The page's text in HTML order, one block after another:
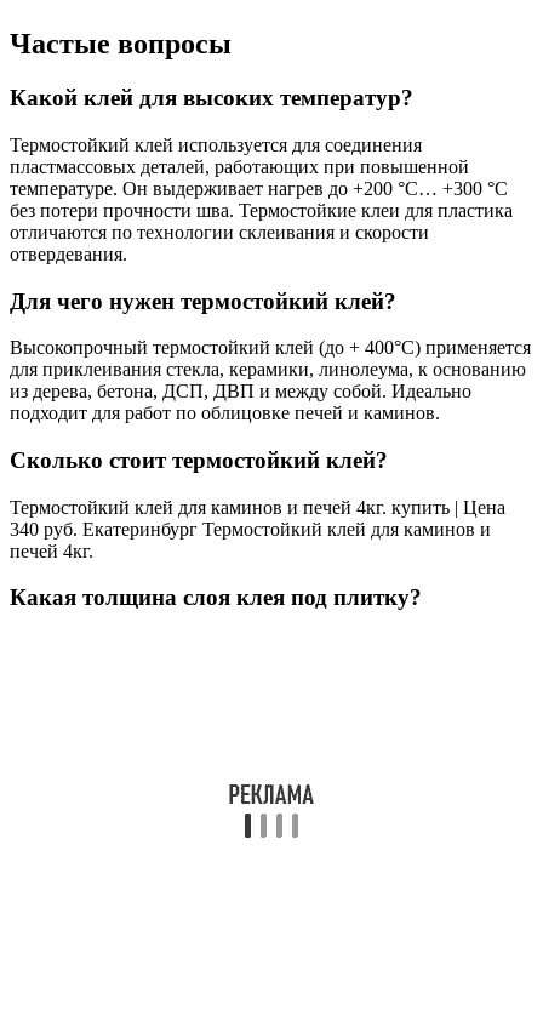
Частые вопросы
Какой клей для высоких температур?
Термостойкий клей используется для соединения
пластмассовых деталей, работающих при повышенной
температуре. Он выдерживает нагрев до +200 °С… +300 °С
без потери прочности шва. Термостойкие клеи для пластика
отличаются по технологии склеивания и скорости
отвердевания.
Для чего нужен термостойкий клей?
Высокопрочный термостойкий клей (до + 400°С) применяется
для приклеивания стекла, керамики, линолеума, к основанию
из дерева, бетона, ДСП, ДВП и между собой. Идеально
подходит для работ по облицовке печей и каминов.
Сколько стоит термостойкий клей?
Термостойкий клей для каминов и печей 4кг. купить | Цена
340 руб. Екатеринбург Термостойкий клей для каминов и
печей 4кг.
Какая толщина слоя клея под плитку?